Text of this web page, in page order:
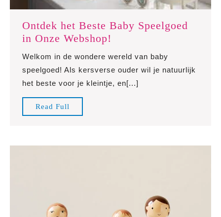
Ontdek het Beste Baby Speelgoed
in Onze Webshop!
Baby
Speelgoed
Welkom in de wondere wereld van baby
speelgoed! Als kersverse ouder wil je natuurlijk
het beste voor je kleintje, en[...]
Read Full
Full